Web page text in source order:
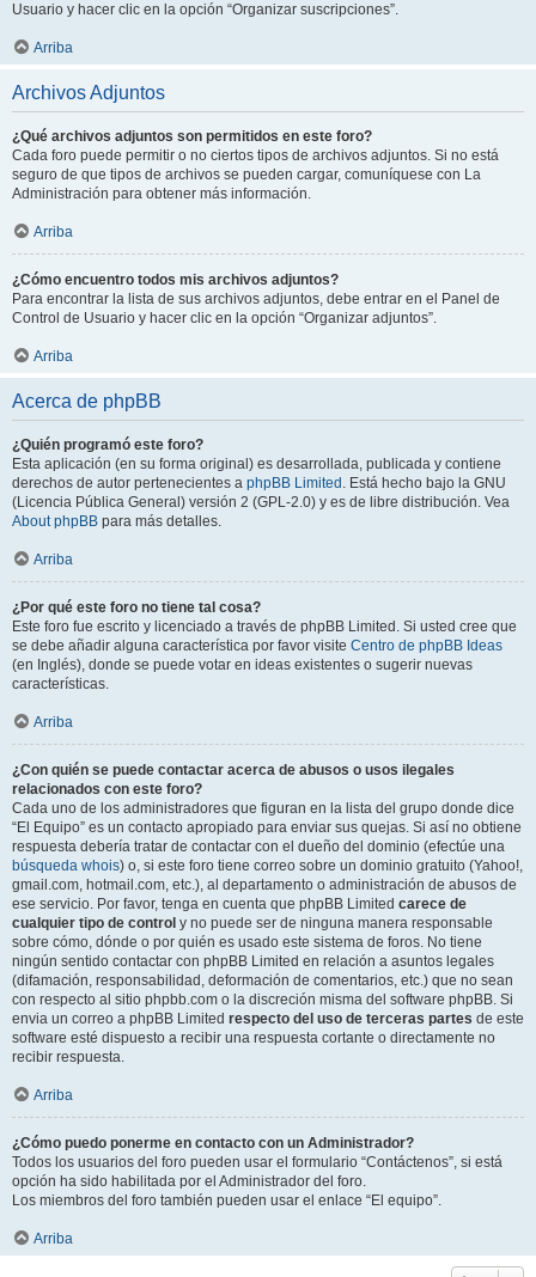
Usuario y hacer clic en la opción “Organizar suscripciones”.
Arriba
Archivos Adjuntos
¿Qué archivos adjuntos son permitidos en este foro?
Cada foro puede permitir o no ciertos tipos de archivos adjuntos. Si no está
seguro de que tipos de archivos se pueden cargar, comuníquese con La
Administración para obtener más información.
Arriba
¿Cómo encuentro todos mis archivos adjuntos?
Para encontrar la lista de sus archivos adjuntos, debe entrar en el Panel de
Control de Usuario y hacer clic en la opción “Organizar adjuntos”.
Arriba
Acerca de phpBB
¿Quién programó este foro?
Esta aplicación (en su forma original) es desarrollada, publicada y contiene
derechos de autor pertenecientes a phpBB Limited . Está hecho bajo la GNU
(Licencia Pública General) versión 2 (GPL-2.0) y es de libre distribución. Vea
About phpBB para más detalles.
Arriba
¿Por qué este foro no tiene tal cosa?
Este foro fue escrito y licenciado a través de phpBB Limited. Si usted cree que
se debe añadir alguna característica por favor visite Centro de phpBB Ideas
(en Inglés), donde se puede votar en ideas existentes o sugerir nuevas
características.
Arriba
¿Con quién se puede contactar acerca de abusos o usos ilegales
relacionados con este foro?
Cada uno de los administradores que figuran en la lista del grupo donde dice
“El Equipo” es un contacto apropiado para enviar sus quejas. Si así no obtiene
respuesta debería tratar de contactar con el dueño del dominio (efectúe una
búsqueda whois) o, si este foro tiene correo sobre un dominio gratuito (Yahoo!,
gmail.com, hotmail.com, etc.), al departamento o administración de abusos de
ese servicio. Por favor, tenga en cuenta que phpBB Limited carece de
cualquier tipo de control y no puede ser de ninguna manera responsable
sobre cómo, dónde o por quién es usado este sistema de foros. No tiene
ningún sentido contactar con phpBB Limited en relación a asuntos legales
(difamación, responsabilidad, deformación de comentarios, etc.) que no sean
con respecto al sitio phpbb.com o la discreción misma del software phpBB. Si
envia un correo a phpBB Limited respecto del uso de terceras partes de este
software esté dispuesto a recibir una respuesta cortante o directamente no
recibir respuesta.
Arriba
¿Cómo puedo ponerme en contacto con un Administrador?
Todos los usuarios del foro pueden usar el formulario “Contáctenos”, si está
opción ha sido habilitada por el Administrador del foro.
Los miembros del foro también pueden usar el enlace “El equipo”.
Arriba